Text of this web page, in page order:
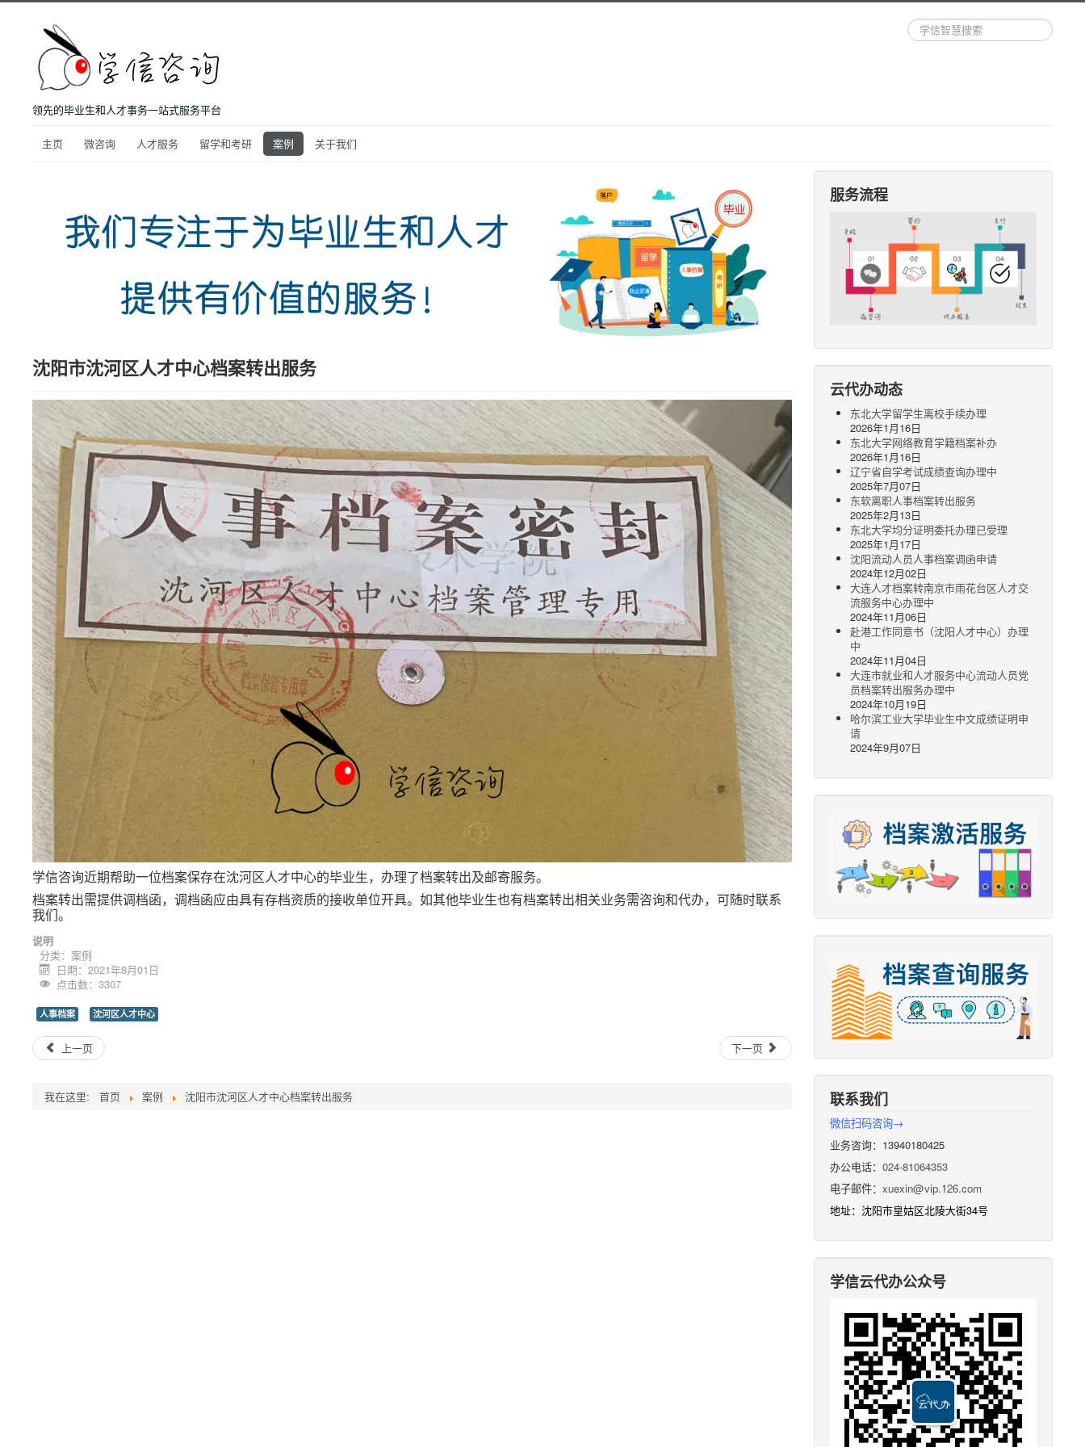
领先的毕业生和人才事务一站式服务平台
站
内
主页 微咨询 人才服务 留学和考研 案例 关于我们
沈阳市沈河区人才中心档案转出服务
学信咨询近期帮助一位档案保存在沈河区人才中心的毕业生，办理了档案转出及邮寄服务。
档案转出需提供调档函，调档函应由具有存档资质的接收单位开具。如其他毕业生也有档案转出相关业务需咨询和代办，可随时联系
我们。
说明
分类： 案例
日期：2021年8月01日
点击数：3307
人事档案 沈河区人才中心
上一页 下一页
我在这里: 首页 案例 沈阳市沈河区人才中心档案转出服务
服务流程
云代办动态
东北大学留学生离校手续办理
2026年1月16日
东北大学网络教育学籍档案补办
2026年1月16日
辽宁省自学考试成绩查询办理中
2025年7月07日
东软离职人事档案转出服务
2025年2月13日
东北大学均分证明委托办理已受理
2025年1月17日
沈阳流动人员人事档案调函申请
2024年12月02日
大连人才档案转南京市雨花台区人才交
流服务中心办理中
2024年11月06日
赴港工作同意书（沈阳人才中心）办理
中
2024年11月04日
大连市就业和人才服务中心流动人员党
员档案转出服务办理中
2024年10月19日
哈尔滨工业大学毕业生中文成绩证明申
请
2024年9月07日
联系我们
微信扫码咨询→
业务咨询：13940180425
办公电话：024-81064353
电子邮件：xuexin@vip.126.com
地址：沈阳市皇姑区北陵大街34号
学信云代办公众号